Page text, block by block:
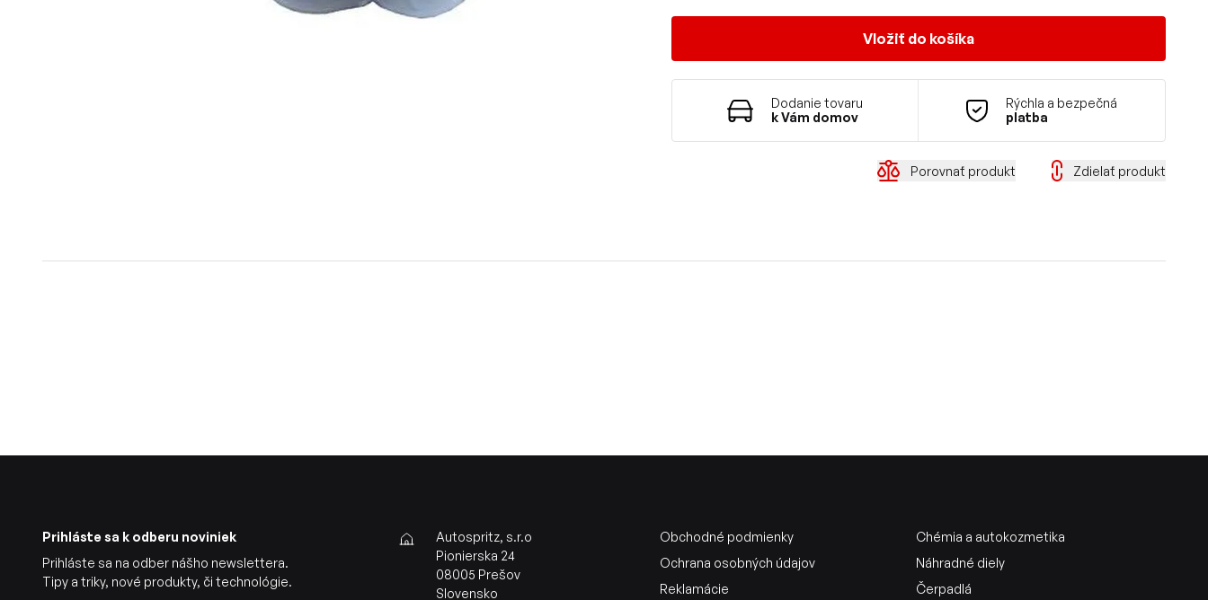
Vložiť do košíka
Dodanie tovaru
k Vám domov
Rýchla a bezpečná
platba
Porovnať produkt Zdielať produkt
Prihláste sa k odberu noviniek
Prihláste sa na odber nášho newslettera.
Tipy a triky, nové produkty, či technológie.
Autospritz, s.r.o
Pionierska 24
08005 Prešov
Slovensko
Obchodné podmienky
Ochrana osobných údajov
Reklamácie
Chémia a autokozmetika
Náhradné diely
Čerpadlá